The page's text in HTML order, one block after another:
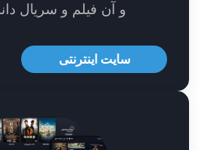
و آن فیلم و سریال دانلود نمایید.
سایت اینترنتی